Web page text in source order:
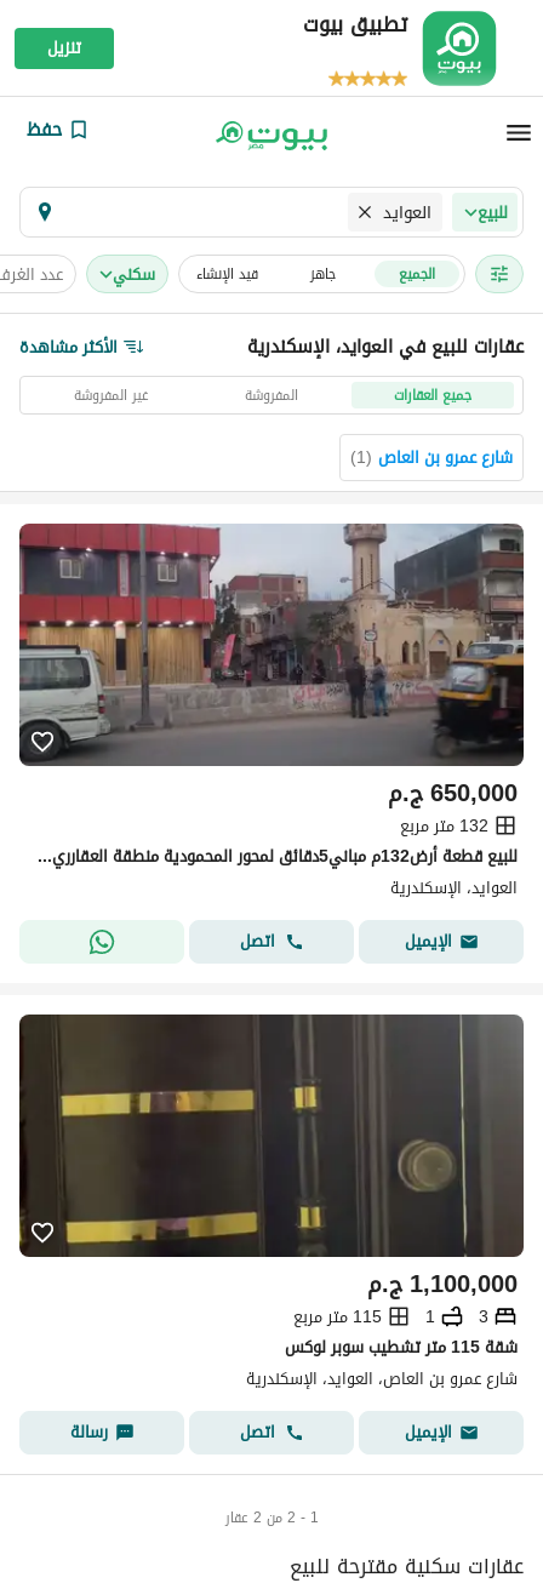
تطبيق بيوت
تنزيل
حفظ
للبيع العوايد
الجميع جاهز قيد الإنشاء سكني عدد
عقارات للبيع في العوايد، الإسكندرية الأكثر مشاهدة
جميع العقارات المفروشة غير المفروشة
شارع عمرو بن العاص (
1
)
ج.م650,000
132 متر مربع
للبيع قطعة أرض132م مباني5دقائق لمحور المحمودية منطقة العقارري650ألف ج
العوايد، الإسكندرية
الإيميل
اتصل
ج.م1,100,000
3
1
115 متر مربع
شقة 115 متر تشطيب سوبر لوكس
شارع عمرو بن العاص، العوايد، الإسكندرية
الإيميل
اتصل رسالة
1 - 2 من 2 عقار
عقارات سكنية مقترحة للبيع